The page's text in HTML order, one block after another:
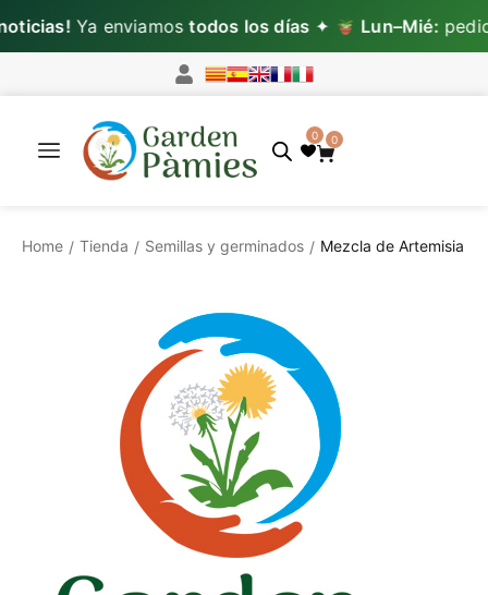
Ya enviamostodos los días✦ Lun–Mié:
0 0
Home / Tienda / Semillas y germinados / Mezcla de Artemisia